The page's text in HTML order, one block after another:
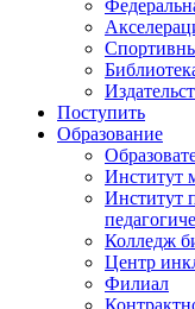
Поступить
Образование
Институт
Институт
Колледж
Центр
Филиал